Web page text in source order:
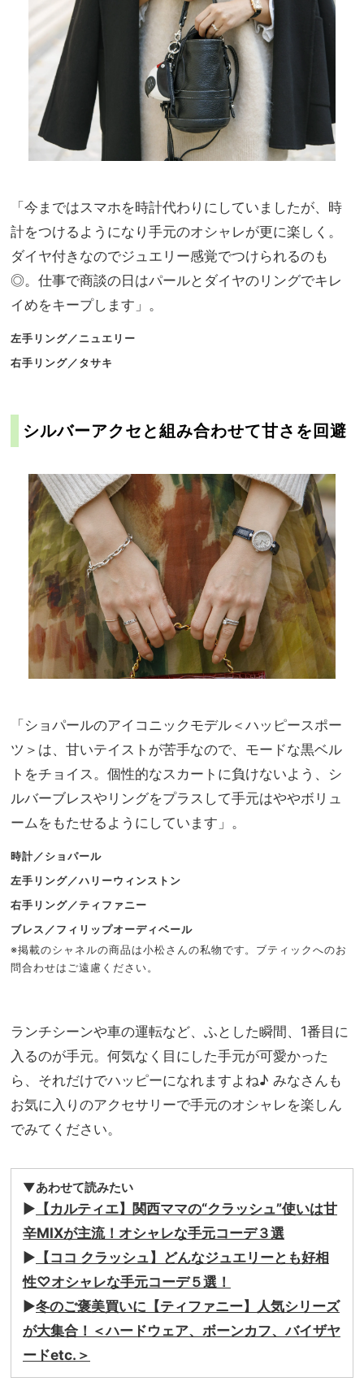
「今まではスマホを時計代わりにしていましたが、時
計をつけるようになり手元のオシャレが更に楽しく。
ダイヤ付きなのでジュエリー感覚でつけられるのも
◎。仕事で商談の日はパールとダイヤのリングでキレ
イめをキープします」。
左手リング／ニュエリー
右手リング／タサキ
シルバーアクセと組み合わせて甘さを回避
「ショパールのアイコニックモデル＜ハッピースポー
ツ＞は、甘いテイストが苦手なので、モードな黒ベル
トをチョイス。個性的なスカートに負けないよう、シ
ルバーブレスやリングをプラスして手元はややボリュ
ームをもたせるようにしています」。
時計／ショパール
左手リング／ハリーウィンストン
右手リング／ティファニー
ブレス／フィリップオーディベール
※掲載のシャネルの商品は小松さんの私物です。ブティックへのお
問合わせはご遠慮ください。
ランチシーンや車の運転など、ふとした瞬間、1番目に
入るのが手元。何気なく目にした手元が可愛かった
ら、それだけでハッピーになれますよね♪ みなさんも
お気に入りのアクセサリーで手元のオシャレを楽しん
でみてください。
▼あわせて読みたい
▶︎ 【カルティエ】関西ママの“クラッシュ”使いは甘
辛MIXが主流！オシャレな手元コーデ３選
▶︎ 【ココ クラッシュ】どんなジュエリーとも好相
性♡オシャレな手元コーデ５選！
▶︎冬のご褒美買いに【ティファニー】人気シリーズ
が大集合！＜ハードウェア、ボーンカフ、バイザヤ
ードetc.＞